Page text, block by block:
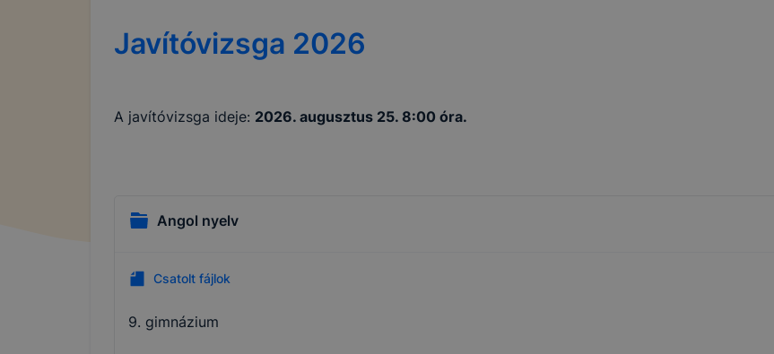
Javítóvizsga 2026
A javítóvizsga ideje: 2026. augusztus 25. 8:00 óra.
Angol nyelv
Csatolt fájlok
9. gimnázium